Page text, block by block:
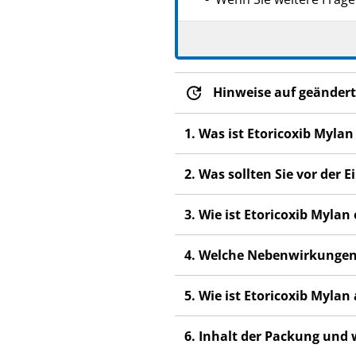
Dieses Arzneimittel
anderen Menschen
Wenn Sie
Nebenwirkungen, die
Hinweise auf
1. Was ist Etoricoxib
2. Was sollten Sie vor der
3. Wie ist Etoricoxib
4. Welche
5. Wie ist Etoricoxib
6. Inhalt der Packung